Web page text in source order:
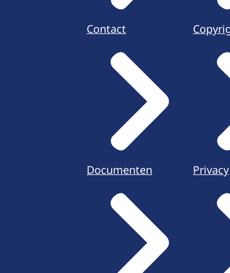
Contact
Documenten Privacy